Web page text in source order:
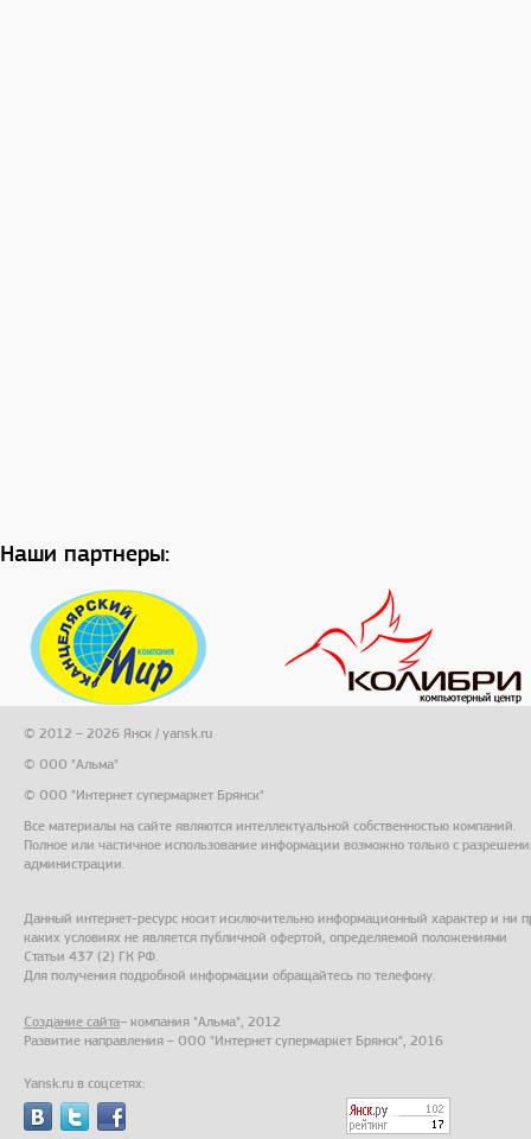
Наши партнеры:
© 2012 – 2026 Янск / yansk.ru
© ООО "Альма"
© ООО "Интернет супермаркет Брянск"
Все материалы на сайте являются интеллектуальной собственностью компаний.
Полное или частичное использование информации возможно только с
администрации.
Данный интернет-ресурс носит исключительно информационный характер и ни
каких условиях не является публичной офертой, определяемой положениями
Статьи 437 (2) ГК РФ.
Для получения подробной информации обращайтесь по телефону.
Создание сайта– компания "Альма", 2012
Развитие направления – ООО "Интернет супермаркет Брянск", 2016
Yansk.ru в соцсетях: